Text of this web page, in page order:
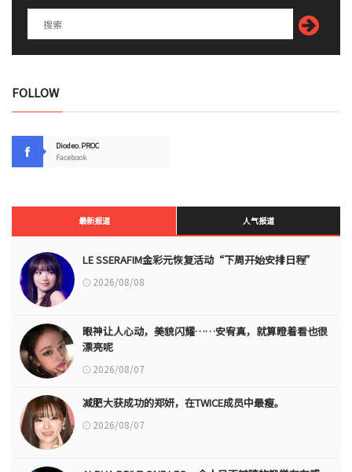
FOLLOW
Diodeo.PROC
Facebook
最新报道 人气报道
LE SSERAFIM金彩元恢复活动“下周开始安排日程”
2026/08/08
眼神让人心动，美貌闪耀……安宥真，就算瞪着看也很
漂亮呢
2026/08/07
减肥大获成功的郑妍，在TWICE成员中最瘦。
2026/08/07